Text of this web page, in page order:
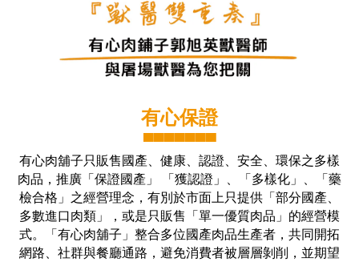
有心保證
▀▀▀▀▀▀▀
有心肉舖子只販售國產、健康、認證、安全、環保之多樣
肉品，推廣「保證國產」 「獲認證」、「多樣化」、「藥
檢合格」之經營理念，有別於市面上只提供「部分國產、
多數進口肉類」，或是只販售「單一優質肉品」的經營模
式。「有心肉舖子」整合多位國產肉品生產者，共同開拓
網路、社群與餐廳通路，避免消費者被層層剝削，並期望